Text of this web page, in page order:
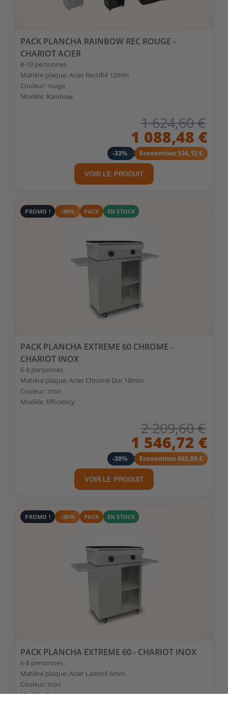
PACK PLANCHA RAINBOW REC ROUGE -
CHARIOT ACIER
8-10 personnes
Matière plaque: Acier Rectifié 12mm
Couleur: rouge
Modèle: Rainbow
1 624,60 €
1 088,48 €
-33% Economisez 536,12 €
VOIR LE PRODUIT
PROMO ! -30% PACK EN STOCK
PACK PLANCHA EXTREME 60 CHROME -
CHARIOT INOX
6-8 personnes
Matière plaque: Acier Chromé Dur 18mm.
Couleur: Inox
Modèle: Efficiency
2 209,60 €
1 546,72 €
-30% Economisez 662,88 €
VOIR LE PRODUIT
PROMO ! -35% PACK EN STOCK
PACK PLANCHA EXTREME 60 - CHARIOT INOX
6-8 personnes
Matière plaque: Acier Laminé 6mm
Couleur: Inox
Modèle: Extreme